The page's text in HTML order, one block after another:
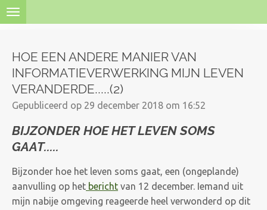
Ga
de
hoofdinhoud
HOE EEN ANDERE MANIER VAN
INFORMATIEVERWERKING MIJN LEVEN
VERANDERDE.....(2)
Gepubliceerd op 29 december 2018 om 16:52
BIJZONDER HOE HET LEVEN SOMS
GAAT.....
Bijzonder hoe het leven soms gaat, een (ongeplande)
aanvulling op het bericht van 12 december. Iemand uit
mijn nabije omgeving reageerde heel verwonderd op dit